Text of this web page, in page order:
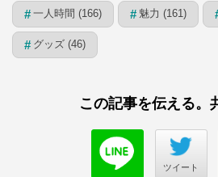
# 一人時間 (166) # 魅力 (161)
# グッズ (46)
この記事を伝える。
ツイート